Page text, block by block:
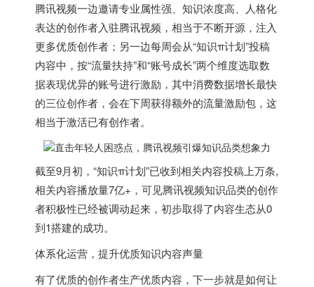
腾讯视频一边邀请专业属性强、知识浓度高、人格化
表达的创作者入驻腾讯视频，相当于不断开源，注入
更多优质创作者；另一边每周会从“知识π计划”投稿
内容中，按“流量扶持”和“账号成长”两个维度选取数
据表现优异的账号进行激励，其中消费数据增长最快
的三位创作者，会在下周获得额外的流量激励包，这
相当于激活已有创作者。
截至9月初，“知识π计划”已收到相关内容投稿上万条,
相关内容播放量7亿+，可见腾讯视频知识品类的创作
者积极性已经被调动起来，初步取得了内容生态从0
到1搭建的成功。
体系化运营，提升优质知识内容声量
有了优质的创作者生产优质内容，下一步就是如何让